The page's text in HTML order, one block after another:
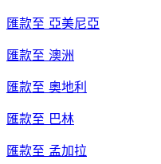
匯款至 亞美尼亞
匯款至 澳洲
匯款至 奧地利
匯款至 巴林
匯款至 孟加拉